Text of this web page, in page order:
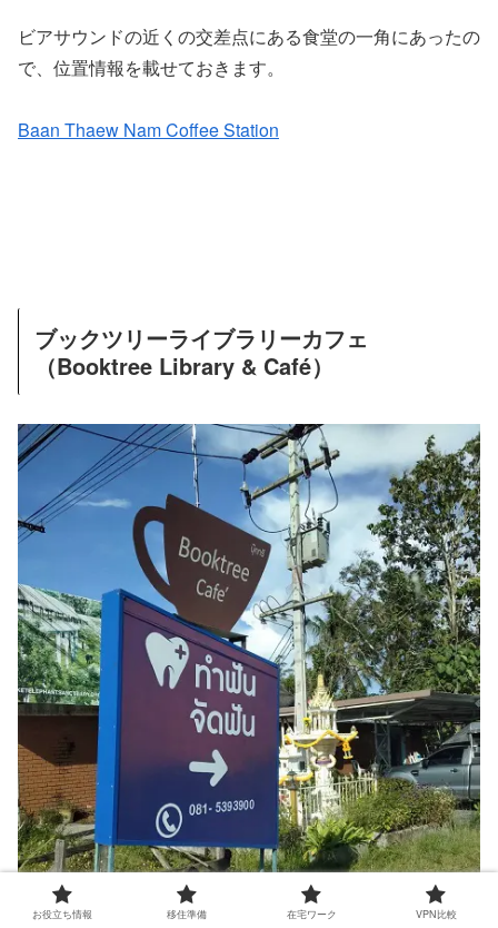
ビアサウンドの近くの交差点にある食堂の一角にあったの
で、位置情報を載せておきます。
Baan Thaew Nam Coffee Station
ブックツリーライブラリーカフェ
（Booktree Library & Café）
お役立ち情報 移住準備 在宅ワーク VPN比較